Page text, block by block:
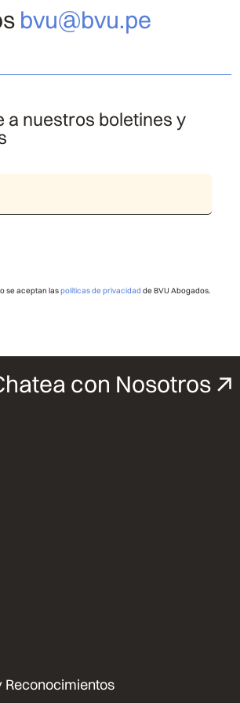
bvu@bvu.pe
a nuestros boletines y
se aceptan laspolíticas de privacidad de BVU Abogados.
con Nosotros
Reconocimientos